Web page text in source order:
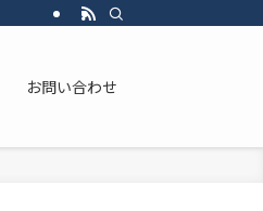
お問い合わせ